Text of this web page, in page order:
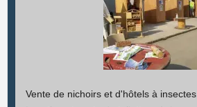
Vente de nichoirs et d'hôtels à insectes.